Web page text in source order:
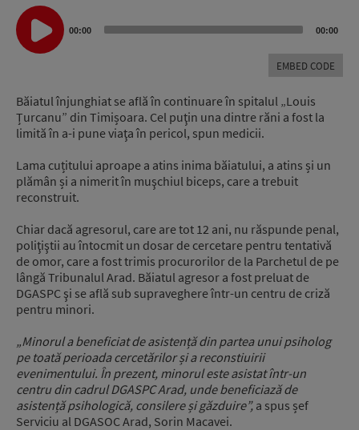
Audio
Player
00:00 00:00
EMBED CODE
Băiatul înjunghiat se află în continuare în spitalul „Louis
Țurcanu” din Timișoara. Cel puţin una dintre răni a fost la
limită în a-i pune viaţa în pericol, spun medicii.
Lama cuțitului aproape a atins inima băiatului, a atins și un
plămân și a nimerit în muşchiul biceps, care a trebuit
reconstruit.
Chiar dacă agresorul, care are tot 12 ani, nu răspunde penal,
poliţiştii au întocmit un dosar de cercetare pentru tentativă
de omor, care a fost trimis procurorilor de la Parchetul de pe
lângă Tribunalul Arad. Băiatul agresor a fost preluat de
DGASPC şi se află sub supraveghere într-un centru de criză
pentru minori.
„Minorul a beneficiat de asistență din partea unui psiholog
pe toată perioada cercetărilor și a reconstiuirii
evenimentului. În prezent, minorul este asistat într-un
centru din cadrul DGASPC Arad, unde beneficiază de
asistență psihologică, consilere și găzduire”, a spus șef
Serviciu al DGASOC Arad, Sorin Macavei.